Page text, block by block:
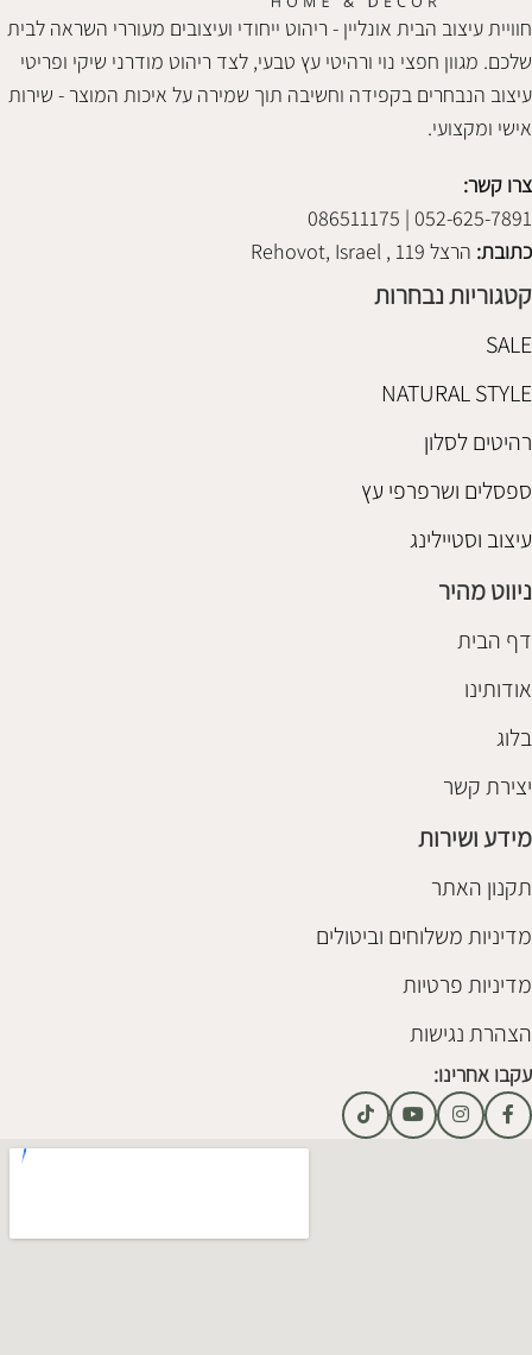
חוויית עיצוב הבית אונליין - ריהוט ייחודי ועיצובים מעוררי השראה לבית
שלכם. מגוון חפצי נוי ורהיטי עץ טבעי, לצד ריהוט מודרני שיקי ופריטי
עיצוב הנבחרים בקפידה וחשיבה תוך שמירה על איכות המוצר - שירות
אישי ומקצועי.
צרו קשר:
052-625-7891 | 086511175
כתובת: הרצל 119 , Rehovot, Israel
קטגוריות נבחרות
SALE
NATURAL STYLE
רהיטים לסלון
ספסלים ושרפרפי עץ
עיצוב וסטיילינג
ניווט מהיר
דף הבית
אודותינו
בלוג
יצירת קשר
מידע ושירות
תקנון האתר
מדיניות משלוחים וביטולים
מדיניות פרטיות
הצהרת נגישות
עקבו אחרינו: